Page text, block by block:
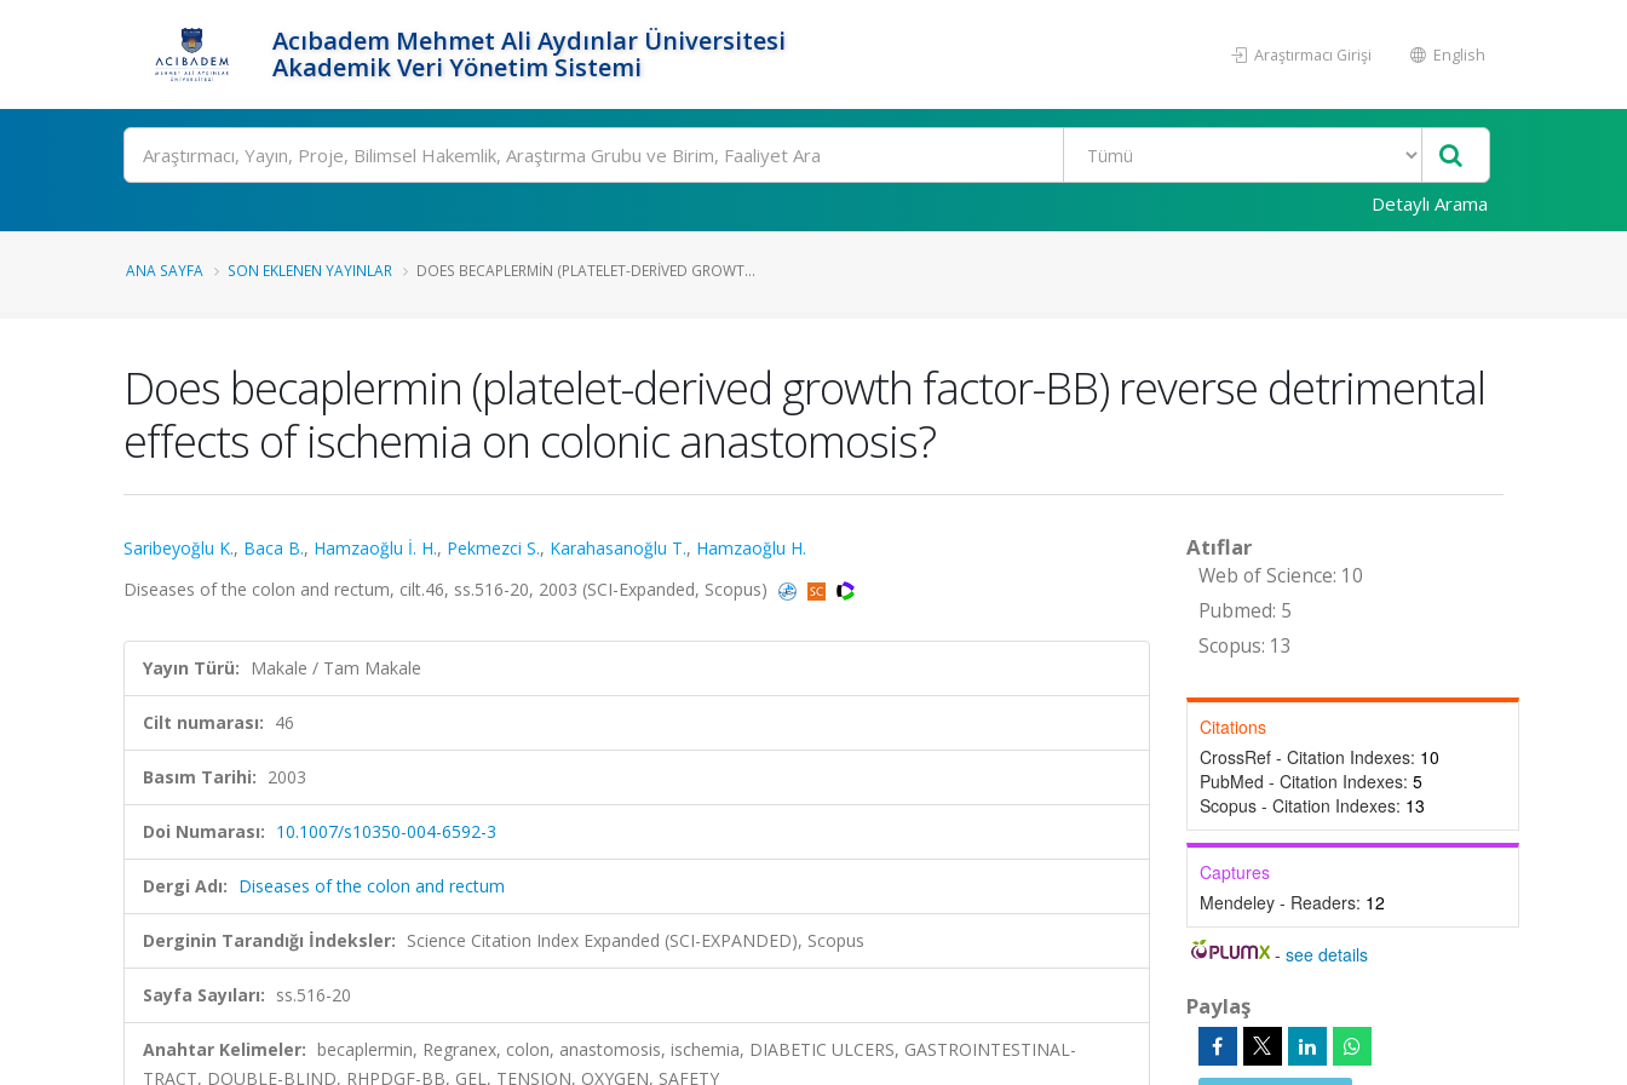
Acıbadem Mehmet Ali Aydınlar Üniversitesi
Akademik Veri Yönetim Sistemi
Araştırmacı Girişi English
Ara
Detaylı Arama
ANA SAYFA SON EKLENEN YAYINLAR DOES BECAPLERMIN (PLATELET-DERIVED GROWT...
Does becaplermin (platelet-derived growth factor-BB) reverse detrimental
effects of ischemia on colonic anastomosis?
Saribeyoğlu K., Baca B., Hamzaoğlu İ. H., Pekmezci S., Karahasanoğlu T., Hamzaoğlu H.
Diseases of the colon and rectum, cilt.46, ss.516-20, 2003 (SCI-Expanded, Scopus)
Yayın Türü: Makale / Tam Makale
Cilt numarası: 46
Basım Tarihi: 2003
Doi Numarası: 10.1007/s10350-004-6592-3
Dergi Adı: Diseases of the colon and rectum
Derginin Tarandığı İndeksler: Science Citation Index Expanded (SCI-EXPANDED), Scopus
Sayfa Sayıları: ss.516-20
Anahtar Kelimeler: becaplermin, Regranex, colon, anastomosis, ischemia, DIABETIC ULCERS, GASTROINTESTINAL-
TRACT, DOUBLE-BLIND, RHPDGF-BB, GEL, TENSION, OXYGEN, SAFETY
Atıflar
Web of Science: 10
Pubmed: 5
Scopus: 13
Citations
CrossRef - Citation Indexes: 10
PubMed - Citation Indexes: 5
Scopus - Citation Indexes: 13
Captures
Mendeley - Readers: 12
-see details
Paylaş